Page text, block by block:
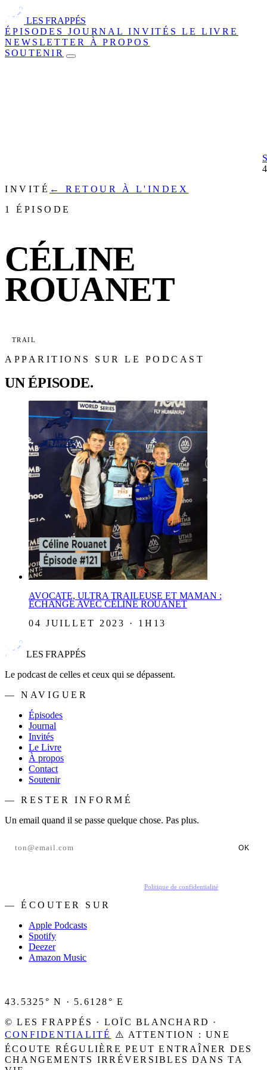
LES FRAPPÉS
ÉPISODES JOURNAL INVITÉSLE LIVRE
NEWSLETTER À PROPOS
SOUTENIR
INVITÉ ← RETOUR À L'INDEX
1 ÉPISODE
CÉLINE
ROUANET
TRAIL
APPARITIONS SUR LE PODCAST
UN ÉPISODE.
AVOCATE, ULTRA TRAILEUSE ET MAMAN :
ÉCHANGE AVEC CÉLINE ROUANET
04 JUILLET 2023 · 1H13
LES FRAPPÉS
Le podcast de celles et ceux qui se dépassent.
— NAVIGUER
Épisodes
Journal
Invités
Le Livre
À propos
Contact
Soutenir
— RESTER INFORMÉ
Un email quand il se passe quelque chose. Pas plus.
OK
Politique de confidentialité
— ÉCOUTER SUR
Apple Podcasts
Spotify
Deezer
Amazon Music
43.5325° N · 5.6128° E
© LES FRAPPÉS · LOÏC BLANCHARD ·
CONFIDENTIALITÉ
⚠️ ATTENTION : UNE
ÉCOUTE RÉGULIÈRE PEUT ENTRAÎNER DES
CHANGEMENTS IRRÉVERSIBLES DANS TA